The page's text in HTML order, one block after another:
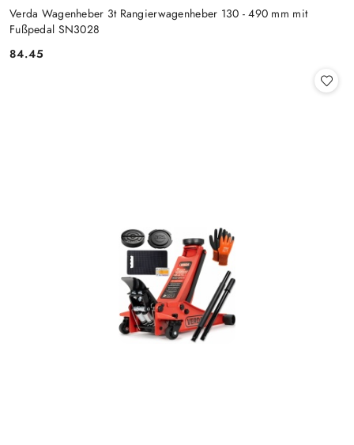
Verda Wagenheber 3t Rangierwagenheber 130 - 490 mm mit
Fußpedal SN3028
Preis:
84.45